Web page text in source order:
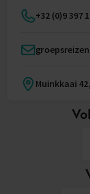
+32 (0)9 397
Muinkkaai